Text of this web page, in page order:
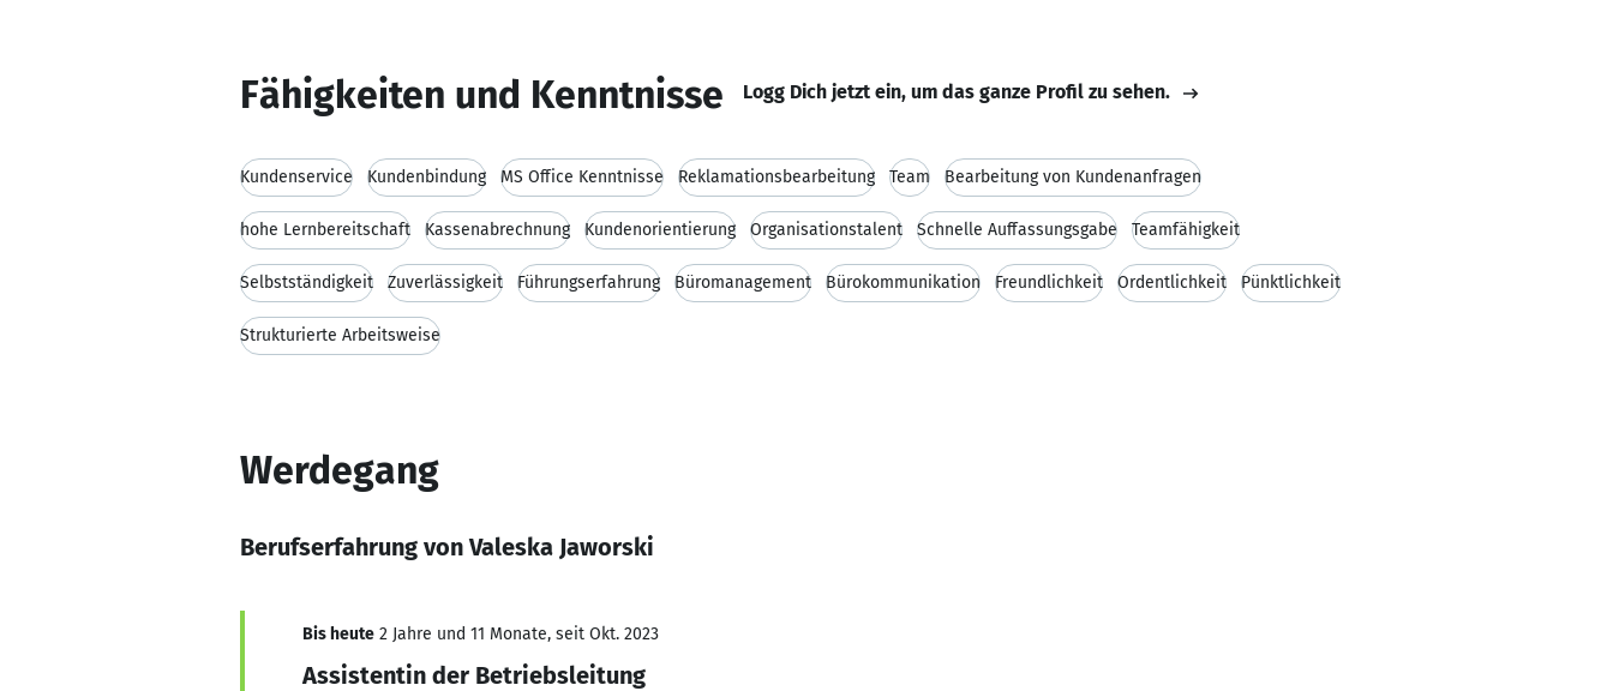
Fähigkeiten und Kenntnisse Logg Dich jetzt ein, um das ganze Profil zu sehen.
Kundenservice Kundenbindung MS Office Kenntnisse Reklamationsbearbeitung Team Bearbeitung von Kundenanfragen
hohe Lernbereitschaft Kassenabrechnung Kundenorientierung Organisationstalent Schnelle Auffassungsgabe Teamfähigkeit
Selbstständigkeit Zuverlässigkeit Führungserfahrung Büromanagement Bürokommunikation Freundlichkeit Ordentlichkeit Pünktlichkeit
Strukturierte Arbeitsweise
Werdegang
Berufserfahrung von Valeska Jaworski
Bis heute 2 Jahre und 11 Monate, seit Okt. 2023
Assistentin der Betriebsleitung